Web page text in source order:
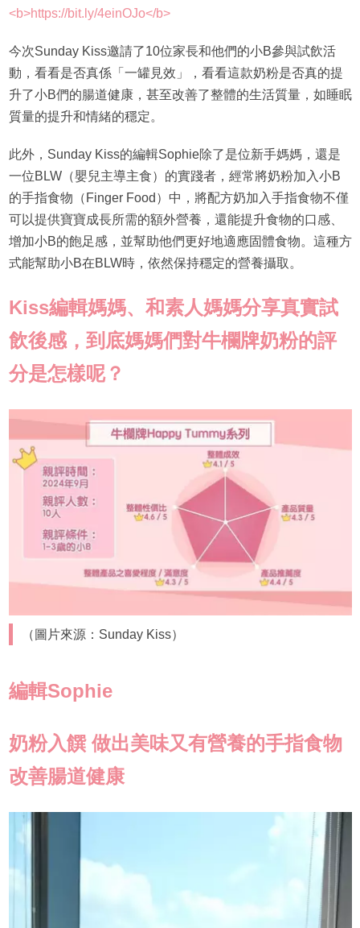
<b>https://bit.ly/4einOJo</b>
今次Sunday Kiss邀請了10位家長和他們的小B參與試飲活
動，看看是否真係「一罐見效」，看看這款奶粉是否真的提
升了小B們的腸道健康，甚至改善了整體的生活質量，如睡眠
質量的提升和情緒的穩定。
此外，Sunday Kiss的編輯Sophie除了是位新手媽媽，還是
一位BLW（嬰兒主導主食）的實踐者，經常將奶粉加入小B
的手指食物（Finger Food）中，將配方奶加入手指食物不僅
可以提供寶寶成長所需的額外營養，還能提升食物的口感、
增加小B的飽足感，並幫助他們更好地適應固體食物。這種方
式能幫助小B在BLW時，依然保持穩定的營養攝取。
Kiss編輯媽媽、和素人媽媽分享真實試
飲後感，到底媽媽們對牛欄牌奶粉的評
分是怎樣呢？
（圖片來源：Sunday Kiss）
編輯Sophie
奶粉入饌 做出美味又有營養的手指食物
改善腸道健康